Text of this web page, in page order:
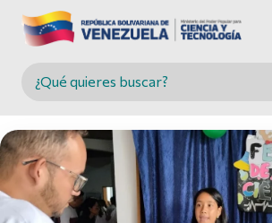
Buscar en MINCYT